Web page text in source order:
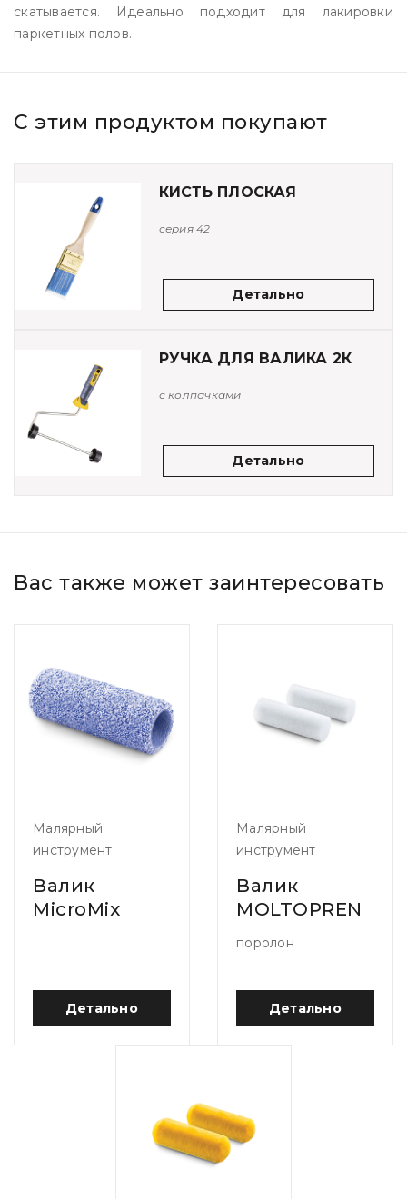
скатывается. Идеально подходит для лакировки
паркетных полов.
С этим продуктом покупают
КИСТЬ ПЛОСКАЯ
серия 42
Детально
РУЧКА ДЛЯ ВАЛИКА 2К
с колпачками
Детально
Вас также может заинтересовать
Малярный
инструмент
Валик
MicroMix
Детально
Малярный
инструмент
Валик
MOLTOPREN
поролон
Детально